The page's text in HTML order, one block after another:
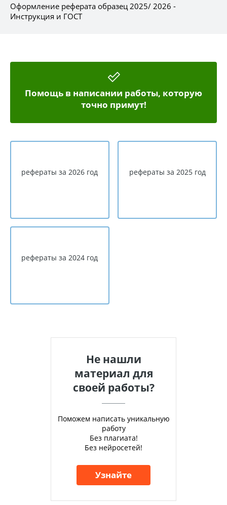
Оформление реферата образец 2025/ 2026 -
Инструкция и ГОСТ
Помощь в написании работы, которую
точно примут!
рефераты за 2026 год рефераты за 2025 год
рефераты за 2024 год
Не нашли
материал для
своей работы?
Поможем написать уникальную
работу
Без плагиата!
Без нейросетей!
Узнайте